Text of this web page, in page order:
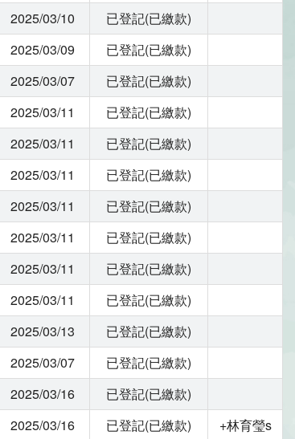
2025/03/10
已登記(已繳款)
2025/03/09
已登記(已繳款)
2025/03/07
已登記(已繳款)
2025/03/11
已登記(已繳款)
2025/03/11
已登記(已繳款)
2025/03/11
已登記(已繳款)
2025/03/11
已登記(已繳款)
2025/03/11
已登記(已繳款)
2025/03/11
已登記(已繳款)
2025/03/11
已登記(已繳款)
2025/03/13
已登記(已繳款)
2025/03/07
已登記(已繳款)
2025/03/16
已登記(已繳款)
2025/03/16 已登記(已繳款) +林育瑩s